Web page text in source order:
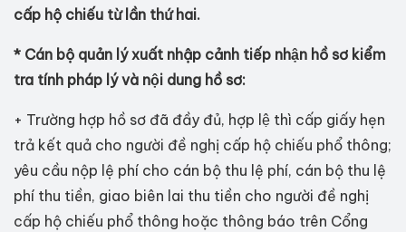
cấp hộ chiếu từ lần thứ hai.
* Cán bộ quản lý xuất nhập cảnh tiếp nhận hồ sơ kiểm
tra tính pháp lý và nội dung hồ sơ:
+ Trường hợp hồ sơ đã đầy đủ, hợp lệ thì cấp giấy hẹn
trả kết quả cho người đề nghị cấp hộ chiếu phổ thông;
yêu cầu nộp lệ phí cho cán bộ thu lệ phí, cán bộ thu lệ
phí thu tiền, giao biên lai thu tiền cho người đề nghị
cấp hộ chiếu phổ thông hoặc thông báo trên Cổng